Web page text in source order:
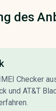
des
Checker
und AT&T